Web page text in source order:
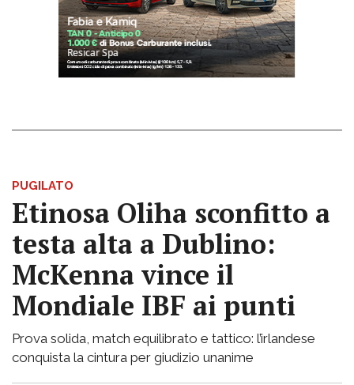
PUGILATO
Etinosa Oliha sconfitto a
testa alta a Dublino:
McKenna vince il
Mondiale IBF ai punti
Prova solida, match equilibrato e tattico: l’irlandese
conquista la cintura per giudizio unanime